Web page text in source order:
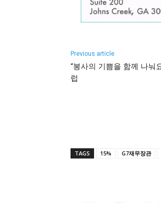
Previous article
“봉사의 기쁨을 함께 나눠
럽
TAGS 15% G7재무장관